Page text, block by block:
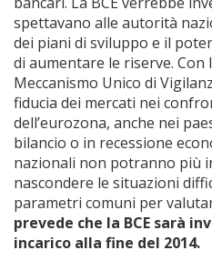
spettavano alle autorità
dei piani di sviluppo e il
di aumentare le riserve. Con
Meccanismo Unico di
fiducia dei mercati nei
dell’eurozona, anche nei
bilancio o in recessione
nazionali non potranno più
nascondere le situazioni
parametri comuni per
prevede che la BCE sarà
incarico alla fine del 2014.